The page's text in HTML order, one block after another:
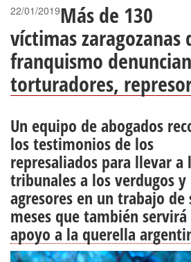
22/01/2019Más de 130
víctimas zaragozanas
franquismo
torturadores,
Un equipo de abogados
los testimonios de los
represaliados para llevar a
tribunales a los verdugos y
agresores en un trabajo de
meses que también servirá
apoyo a la querella